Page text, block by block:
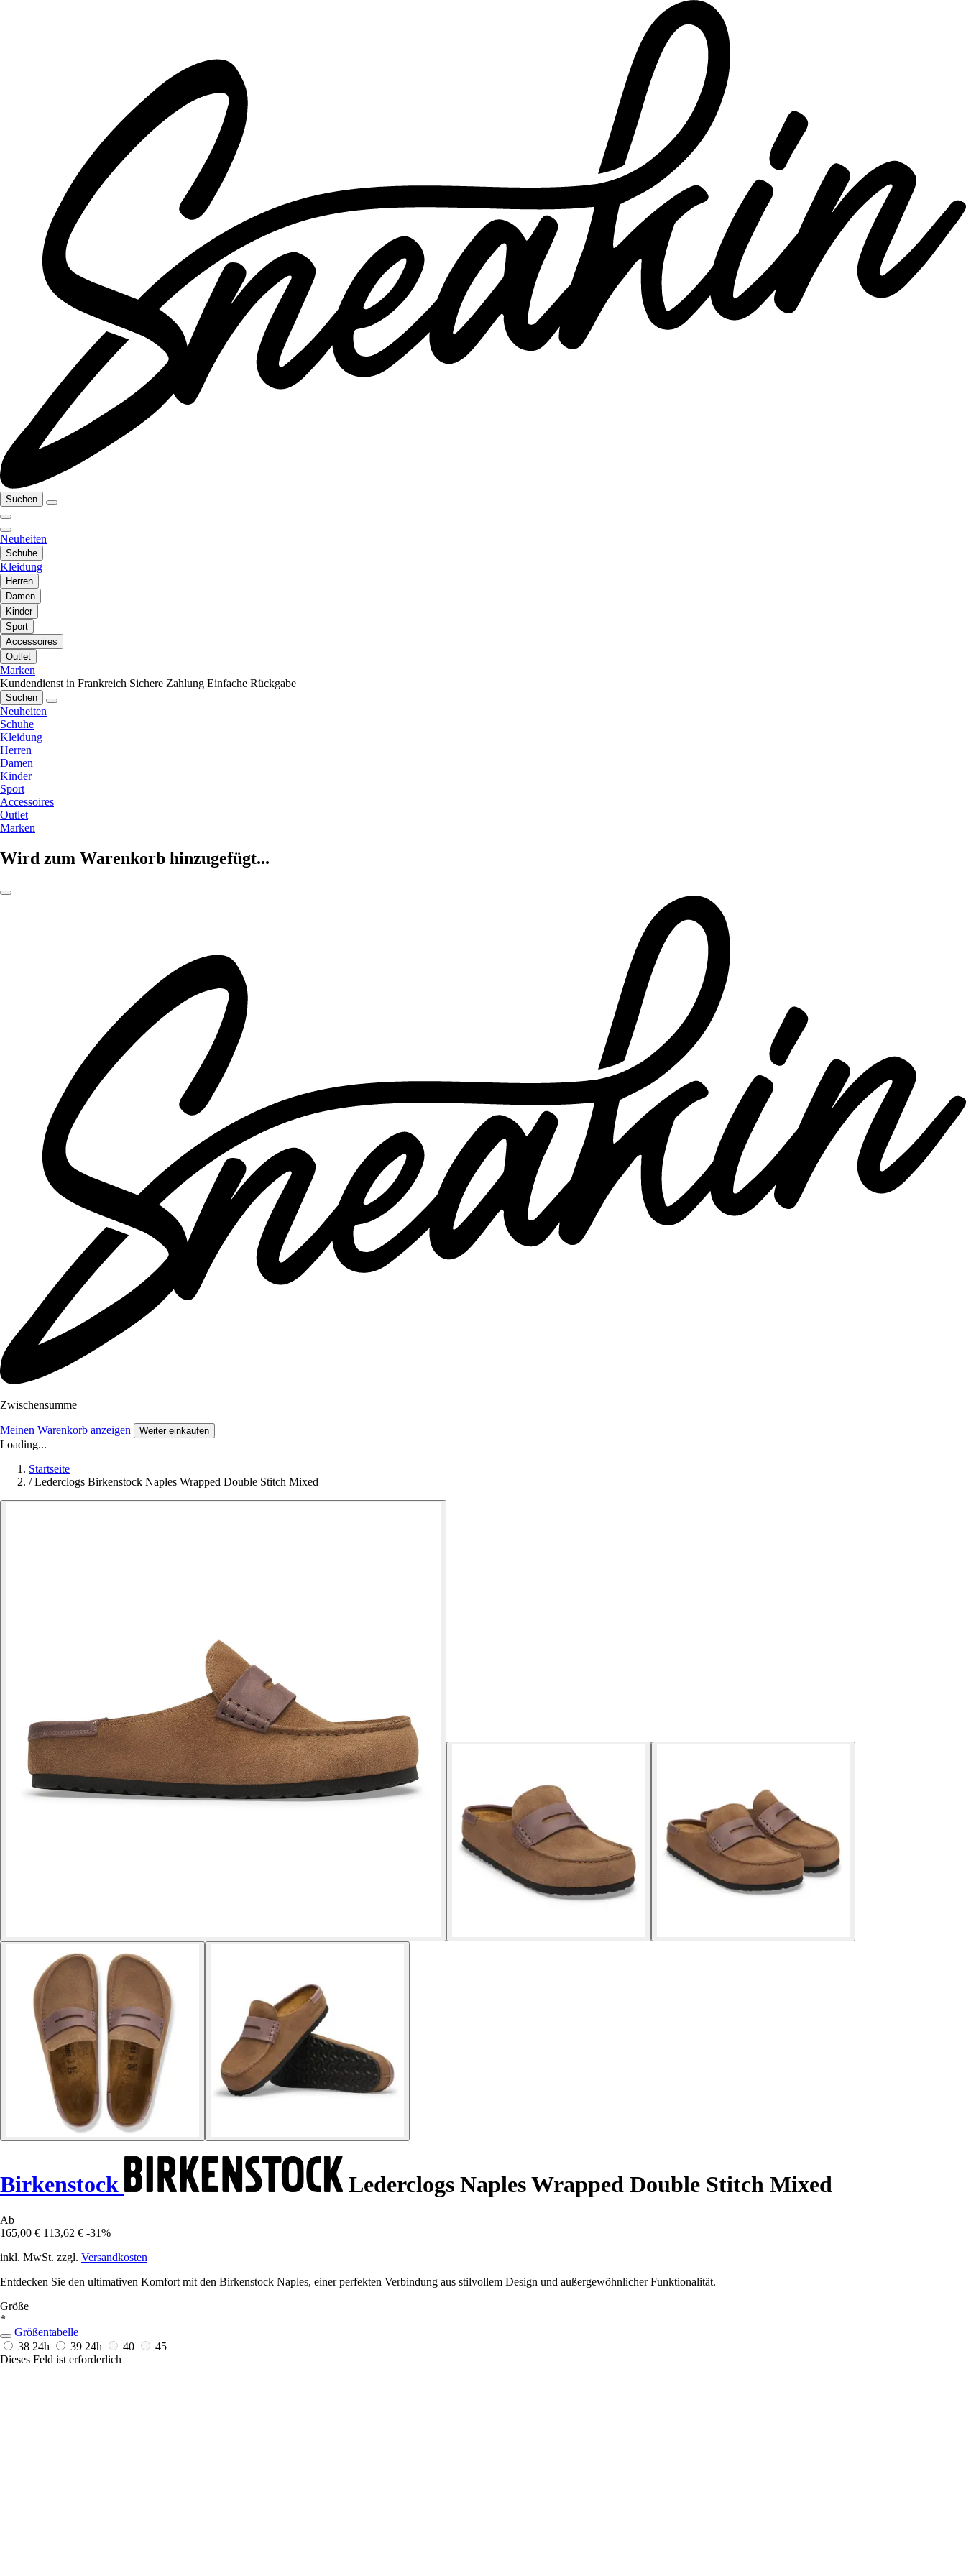
Suchen
Neuheiten
Schuhe
Kleidung
Herren
Damen
Kinder
Sport
Accessoires
Outlet
Marken
Kundendienst in Frankreich Sichere Zahlung Einfache Rückgabe
Suchen
Neuheiten
Schuhe
Kleidung
Herren
Damen
Kinder
Sport
Accessoires
Outlet
Marken
Wird zum Warenkorb hinzugefügt...
Zwischensumme
Meinen Warenkorb anzeigen Weiter einkaufen
Loading...
Startseite
/ Lederclogs Birkenstock Naples Wrapped Double Stitch Mixed
Birkenstock Lederclogs Naples Wrapped Double Stitch Mixed
Ab
165,00 € 113,62 € -31%
inkl. MwSt. zzgl. Versandkosten
Entdecken Sie den ultimativen Komfort mit den Birkenstock Naples, einer perfekten Verbindung aus stilvollem Design und außergewöhnlicher Funktionalität.
Größe
*
Größentabelle
38 24h 39 24h 40
45
Dieses Feld ist erforderlich